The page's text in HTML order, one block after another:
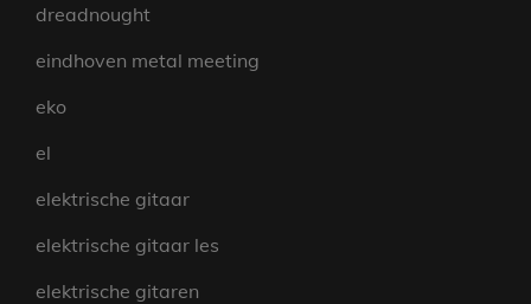
dreadnought
eindhoven metal meeting
eko
el
elektrische gitaar
elektrische gitaar les
elektrische gitaren